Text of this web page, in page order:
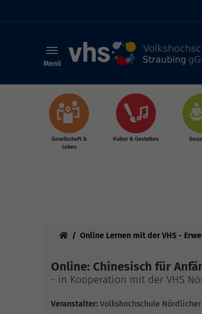
Menü
Gesellschaft &
Leben
Kultur & Gestalten
Online Lernen mit der VHS -
Online: Chinesisch für
- in Kooperation mit der VHS
Veranstalter: Volkshochschule Nördlicher